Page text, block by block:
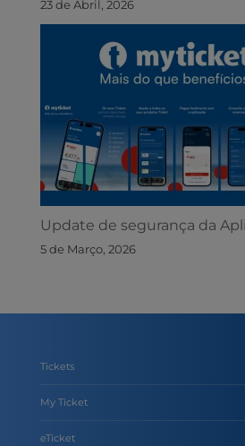
23 de Abril, 2026
Update de segurança da
5 de Março, 2026
Tickets
My Ticket
eTicket